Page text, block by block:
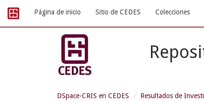
navigation
Página de inicio Sitio de CEDES Colecciones
DSpace-CRIS en CEDES Resultados de